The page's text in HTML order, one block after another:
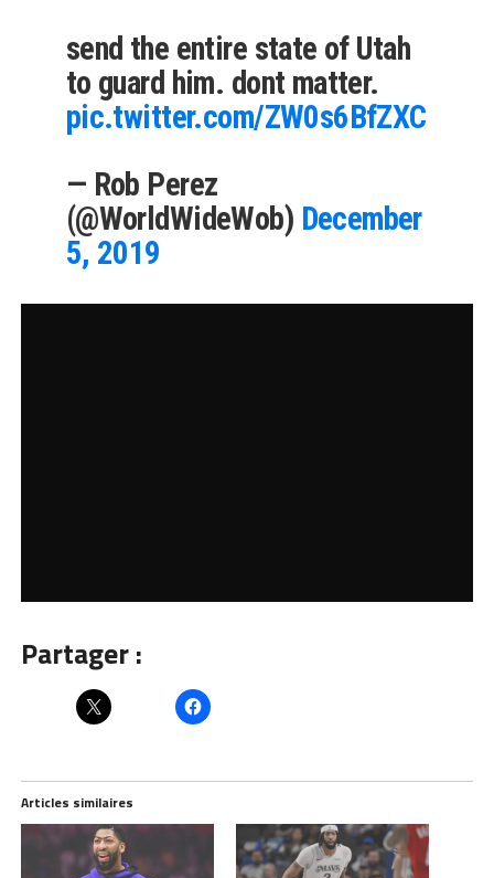
send the entire state of Utah
to guard him. dont matter.
pic.twitter.com/ZW0s6BfZXC
— Rob Perez
(@WorldWideWob) December
5, 2019
Partager :
Articles similaires